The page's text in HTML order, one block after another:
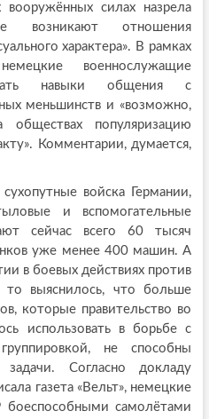
силах назрела
возникают отношения
характера». В рамках
военнослужащие
навыки общения с
меньшинств и «возможно,
популяризацию
Комментарии, думается,
войска Германии,
и вспомогательные
сейчас всего 60 тысяч
уже менее 400 машин. А
в боевых действиях против
то выяснилось, что больше
которые правительство во
использовать в борьбе с
не способны
задачи. Согласно докладу
газета «Вельт», немецкие
самолётами